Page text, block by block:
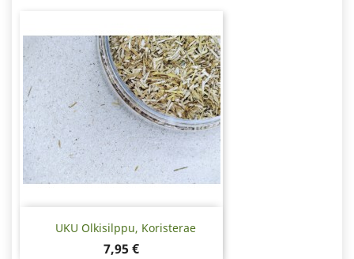
UKU Olkisilppu, Koristerae
Hinta
7,95 €